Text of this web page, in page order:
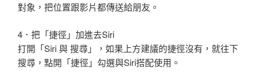
對象，把位置跟影片都傳送給朋友。
4．把「捷徑」加進去Siri
打開「Siri 與 搜尋」，如果上方建議的捷徑沒有，就往下
搜尋，點開「捷徑」勾選與Siri搭配使用。